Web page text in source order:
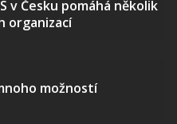
v Česku pomáhá několik
organizací
možností